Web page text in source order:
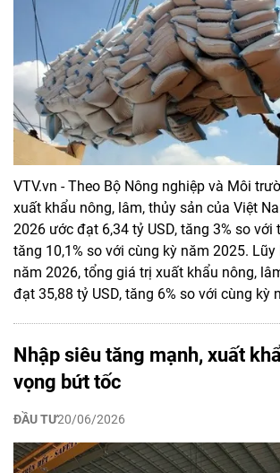
VTV.vn - Theo Bộ Nông nghiệp và Môi
xuất khẩu nông, lâm, thủy sản của Việt
2026 ước đạt 6,34 tỷ USD, tăng 3% so với
tăng 10,1% so với cùng kỳ năm 2025.
năm 2026, tổng giá trị xuất khẩu nông,
đạt 35,88 tỷ USD, tăng 6% so với cùng kỳ
Nhập siêu tăng mạnh, xuất
vọng bứt tốc
ĐẦU TƯ20/06/2026